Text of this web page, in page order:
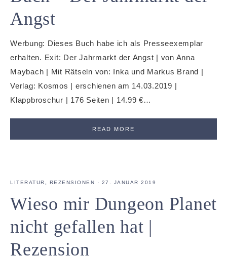
Angst
Werbung: Dieses Buch habe ich als Presseexemplar
erhalten. Exit: Der Jahrmarkt der Angst | von Anna
Maybach | Mit Rätseln von: Inka und Markus Brand |
Verlag: Kosmos | erschienen am 14.03.2019 |
Klappbroschur | 176 Seiten | 14.99 €…
READ MORE
LITERATUR REZENSIONEN · 27. JANUAR 2019
Wieso mir Dungeon Planet
nicht gefallen hat |
Rezension